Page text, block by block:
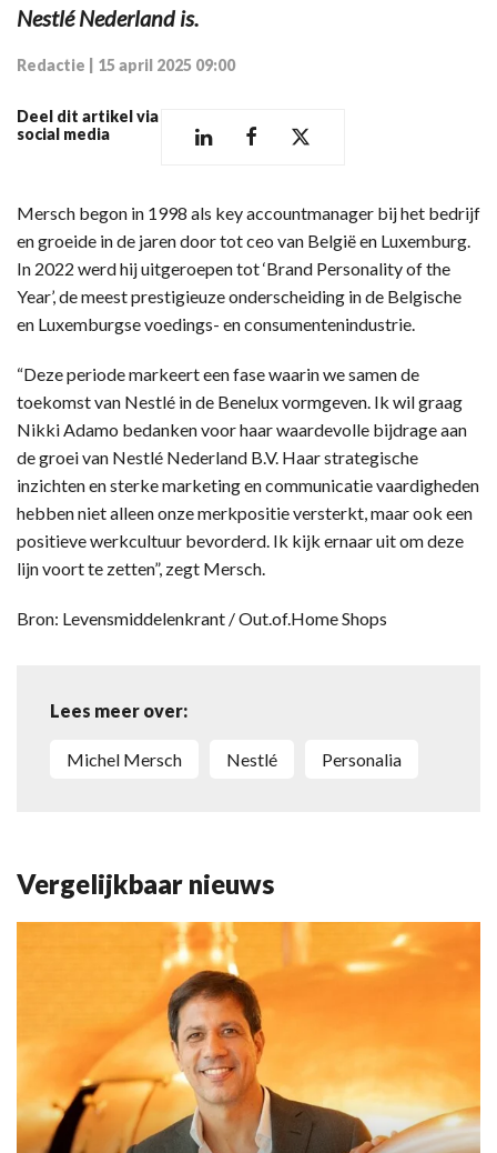
Nestlé Nederland is.
Redactie 15 april 2025 09:00
Deel dit artikel via
social media
Mersch begon in 1998 als key accountmanager bij het bedrijf
en groeide in de jaren door tot ceo van België en Luxemburg.
In 2022 werd hij uitgeroepen tot ‘Brand Personality of the
Year’, de meest prestigieuze onderscheiding in de Belgische
en Luxemburgse voedings- en consumentenindustrie.
“Deze periode markeert een fase waarin we samen de
toekomst van Nestlé in de Benelux vormgeven. Ik wil graag
Nikki Adamo bedanken voor haar waardevolle bijdrage aan
de groei van Nestlé Nederland B.V. Haar strategische
inzichten en sterke marketing en communicatie vaardigheden
hebben niet alleen onze merkpositie versterkt, maar ook een
positieve werkcultuur bevorderd. Ik kijk ernaar uit om deze
lijn voort te zetten”, zegt Mersch.
Bron: Levensmiddelenkrant / Out.of.Home Shops
Lees meer over:
Michel Mersch Nestlé personalia
Vergelijkbaar nieuws